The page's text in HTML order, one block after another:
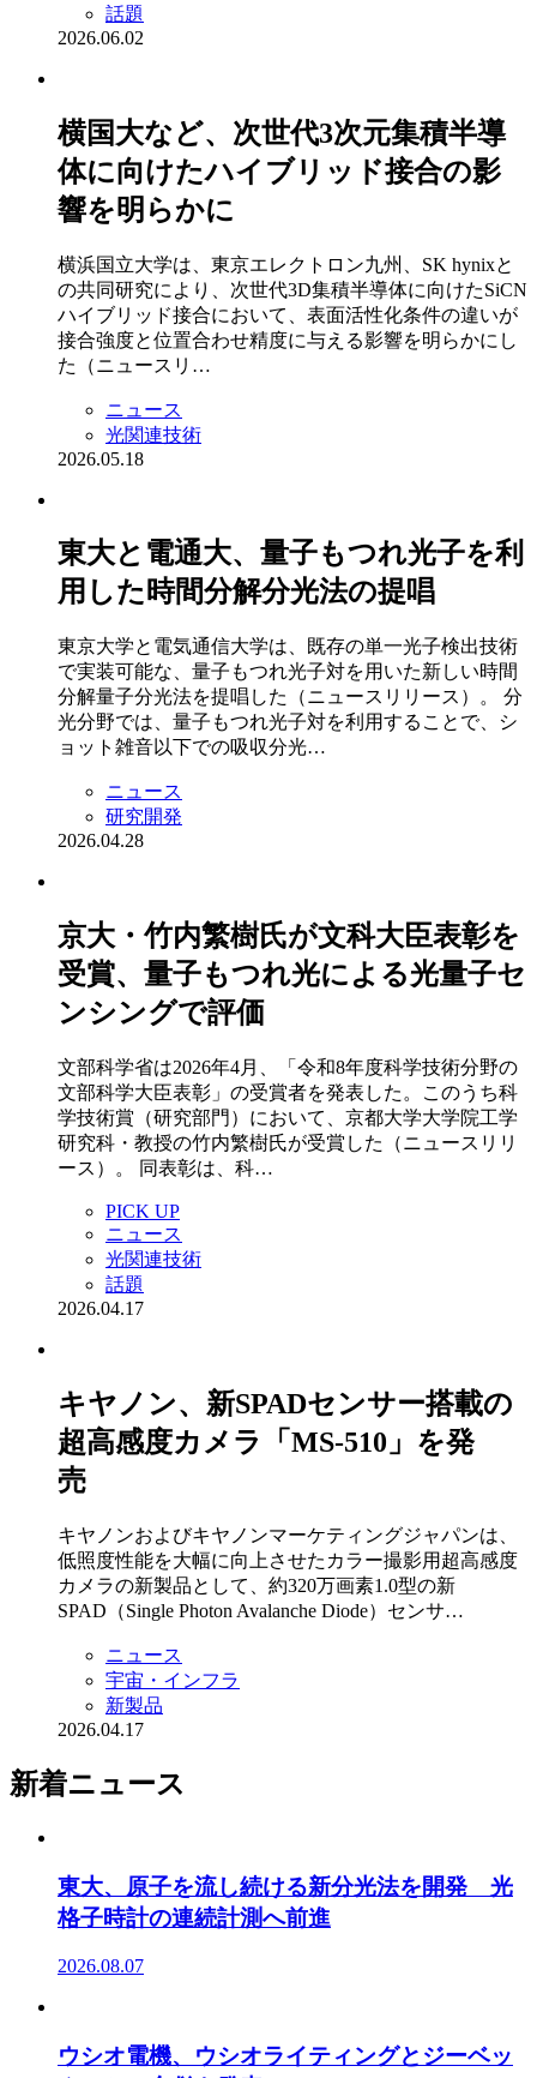
話題
2026.06.02
横国大など、次世代3次元集積半導
体に向けたハイブリッド接合の影
響を明らかに
横浜国立大学は、東京エレクトロン九州、SK hynixと
の共同研究により、次世代3D集積半導体に向けたSiCN
ハイブリッド接合において、表面活性化条件の違いが
接合強度と位置合わせ精度に与える影響を明らかにし
た（ニュースリ…
ニュース
光関連技術
2026.05.18
東大と電通大、量子もつれ光子を利
用した時間分解分光法の提唱
東京大学と電気通信大学は、既存の単一光子検出技術
で実装可能な、量子もつれ光子対を用いた新しい時間
分解量子分光法を提唱した（ニュースリリース）。 分
光分野では、量子もつれ光子対を利用することで、シ
ョット雑音以下での吸収分光…
ニュース
研究開発
2026.04.28
京大・竹内繁樹氏が文科大臣表彰を
受賞、量子もつれ光による光量子セ
ンシングで評価
文部科学省は2026年4月、「令和8年度科学技術分野の
文部科学大臣表彰」の受賞者を発表した。このうち科
学技術賞（研究部門）において、京都大学大学院工学
研究科・教授の竹内繁樹氏が受賞した（ニュースリリ
ース）。 同表彰は、科…
PICK UP
ニュース
光関連技術
話題
2026.04.17
キヤノン、新SPADセンサー搭載の
超高感度カメラ「MS-510」を発
売
キヤノンおよびキヤノンマーケティングジャパンは、
低照度性能を大幅に向上させたカラー撮影用超高感度
カメラの新製品として、約320万画素1.0型の新
SPAD（Single Photon Avalanche Diode）センサ…
ニュース
宇宙・インフラ
新製品
2026.04.17
新着ニュース
東大、原子を流し続ける新分光法を開発 光
格子時計の連続計測へ前進
2026.08.07
ウシオ電機、ウシオライティングとジーベッ